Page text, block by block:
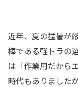
近年、夏の猛暑が
棒である軽トラの
は「作業用だから
時代もありました